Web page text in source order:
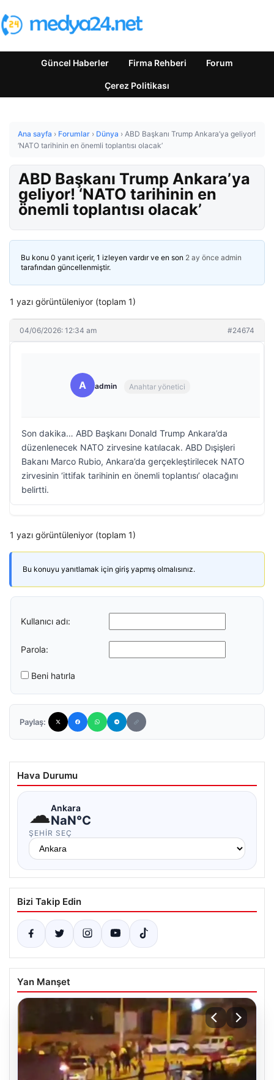
Güncel Haberler Firma Rehberi Forum
Çerez Politikası
Ana sayfa › Forumlar › Dünya › ABD Başkanı Trump Ankara’ya geliyor!
‘NATO tarihinin en önemli toplantısı olacak’
ABD Başkanı Trump Ankara’ya
geliyor! ‘NATO tarihinin en
önemli toplantısı olacak’
Bu konu 0 yanıt içerir, 1 izleyen vardır ve en son 2 ay önce admin
tarafından güncellenmiştir.
1 yazı görüntüleniyor (toplam 1)
04/06/2026: 12:34 am #24674
A admin Anahtar yönetici
Son dakika… ABD Başkanı Donald Trump Ankara’da
düzenlenecek NATO zirvesine katılacak. ABD Dışişleri
Bakanı Marco Rubio, Ankara’da gerçekleştirilecek NATO
zirvesinin ‘ittifak tarihinin en önemli toplantısı’ olacağını
belirtti.
1 yazı görüntüleniyor (toplam 1)
Bu konuyu yanıtlamak için giriş yapmış olmalısınız.
Kullanıcı adı:
Parola:
Beni hatırla
Paylaş:
Hava Durumu
☁Ankara
NaN°C
ŞEHIR SEÇ
Bizi Takip Edin
Yan Manşet